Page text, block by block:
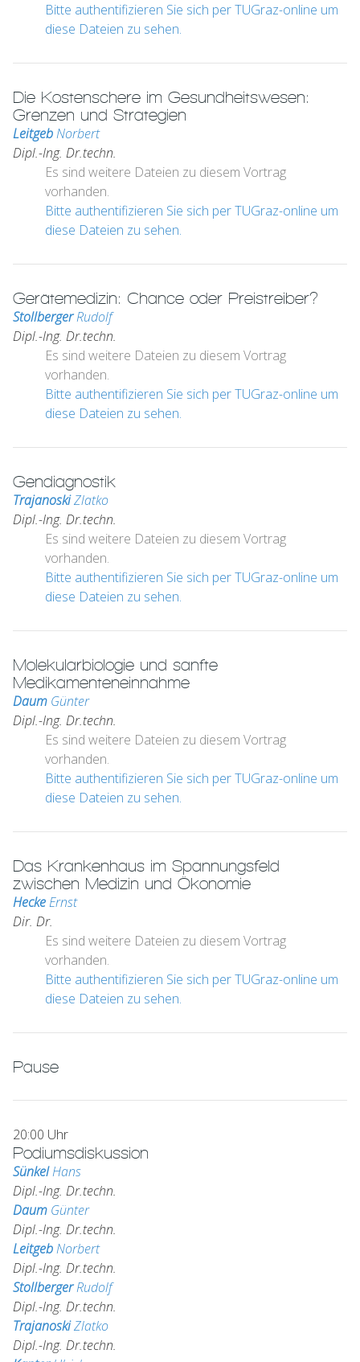
Bitte authentifizieren Sie sich per TUGraz-online um
diese Dateien zu sehen.
Die Kostenschere im Gesundheitswesen:
Grenzen und Strategien
LeitgebNorbert
Dipl.-Ing. Dr.techn.
Es sind weitere Dateien zu diesem Vortrag
vorhanden.
Bitte authentifizieren Sie sich per TUGraz-online um
diese Dateien zu sehen.
Gerätemedizin: Chance oder Preistreiber?
StollbergerRudolf
Dipl.-Ing. Dr.techn.
Es sind weitere Dateien zu diesem Vortrag
vorhanden.
Bitte authentifizieren Sie sich per TUGraz-online um
diese Dateien zu sehen.
Gendiagnostik
TrajanoskiZlatko
Dipl.-Ing. Dr.techn.
Es sind weitere Dateien zu diesem Vortrag
vorhanden.
Bitte authentifizieren Sie sich per TUGraz-online um
diese Dateien zu sehen.
Molekularbiologie und sanfte
Medikamenteneinnahme
Daum Günter
Dipl.-Ing. Dr.techn.
Es sind weitere Dateien zu diesem Vortrag
vorhanden.
Bitte authentifizieren Sie sich per TUGraz-online um
diese Dateien zu sehen.
Das Krankenhaus im Spannungsfeld
zwischen Medizin und Ökonomie
HeckeErnst
Dir. Dr.
Es sind weitere Dateien zu diesem Vortrag
vorhanden.
Bitte authentifizieren Sie sich per TUGraz-online um
diese Dateien zu sehen.
Pause
20:00 Uhr
Podiumsdiskussion
SünkelHans
Dipl.-Ing. Dr.techn.
Daum Günter
Dipl.-Ing. Dr.techn.
LeitgebNorbert
Dipl.-Ing. Dr.techn.
StollbergerRudolf
Dipl.-Ing. Dr.techn.
TrajanoskiZlatko
Dipl.-Ing. Dr.techn.